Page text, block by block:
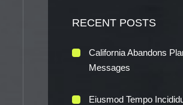
RECENT POSTS
California Abandons
Messages
Eiusmod Tempo